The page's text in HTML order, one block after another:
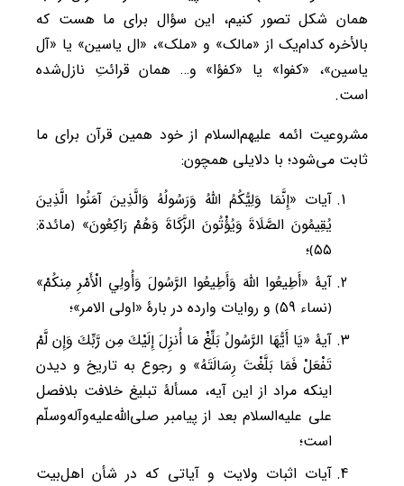
همان شکل تصور کنیم، این سؤال برای ما هست که
بالأخره کدام‌یک از «مالک» و «ملک»، «ال یاسین» یا «آل
یاسین»، «کفوا» یا «کفؤا» و… همان قرائتِ نازل‌شده
است.
مشروعیت ائمه علیهم‌السلام از خود همین قرآن برای ما
ثابت می‌شود؛ با دلایلی همچون:
آیات «إِنَّمَا وَلِيُّكُمُ اللَّهُ وَرَسُولُهُ وَالَّذِينَ آمَنُوا الَّذِينَ
يُقِيمُونَ الصَّلَاةَ وَيُؤْتُونَ الزَّكَاةَ وَهُمْ رَاكِعُونَ» ﴿مائدة:
٥٥﴾؛
آیۀ «أَطِيعُوا اللَّهَ وَأَطِيعُوا الرَّسُولَ وَأُولِي الْأَمْرِ مِنكُمْ»
﴿نساء 59﴾ و روایات وارده در بارۀ «اولی الامر»؛
آیۀ «يَا أَيُّهَا الرَّسُولُ بَلِّغْ مَا أُنزِلَ إِلَيْكَ مِن رَّبِّكَ وَإِن لَّمْ
تَفْعَلْ فَمَا بَلَّغْتَ رِسَالَتَهُ» و رجوع به تاریخ و دیدن
اینکه مراد از این آیه، مسألۀ تبلیغ خلافت بلافصل
علی علیه‌السلام بعد از پیامبر صلی‌الله‌علیه‌وآله‌وسلّم
است؛
آیات اثبات ولایت و آیاتی که در شأن اهل‌بیت